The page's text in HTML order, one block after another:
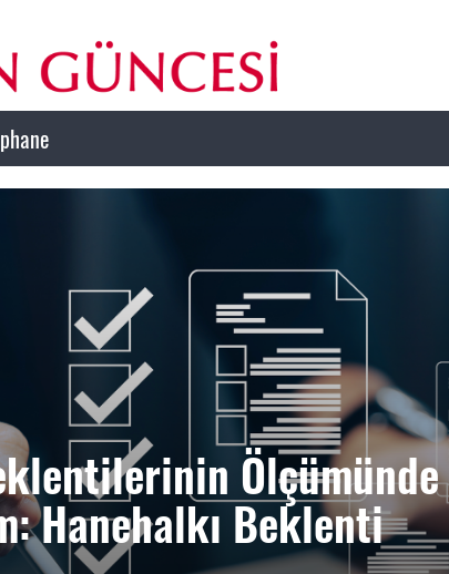
Ölçümünde
Hanehalkı Beklenti